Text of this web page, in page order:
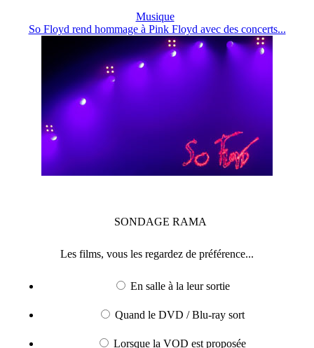
Musique
So Floyd rend hommage à Pink Floyd avec des concerts...
SONDAGE RAMA
Les films, vous les regardez de préférence...
En salle à la leur sortie
Quand le DVD / Blu-ray sort
Lorsque la VOD est proposée